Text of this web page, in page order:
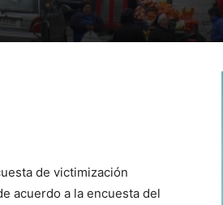
de victimización
acuerdo a la encuesta del